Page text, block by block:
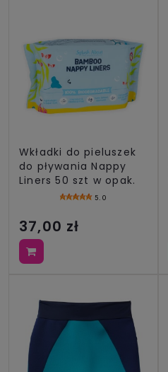
Wkładki do pieluszek
do pływania Nappy
Liners 50 szt w opak.
5.0
37,00 zł